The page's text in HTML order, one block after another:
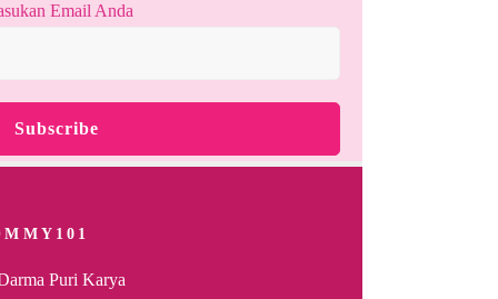
Email Anda
Puri Karya